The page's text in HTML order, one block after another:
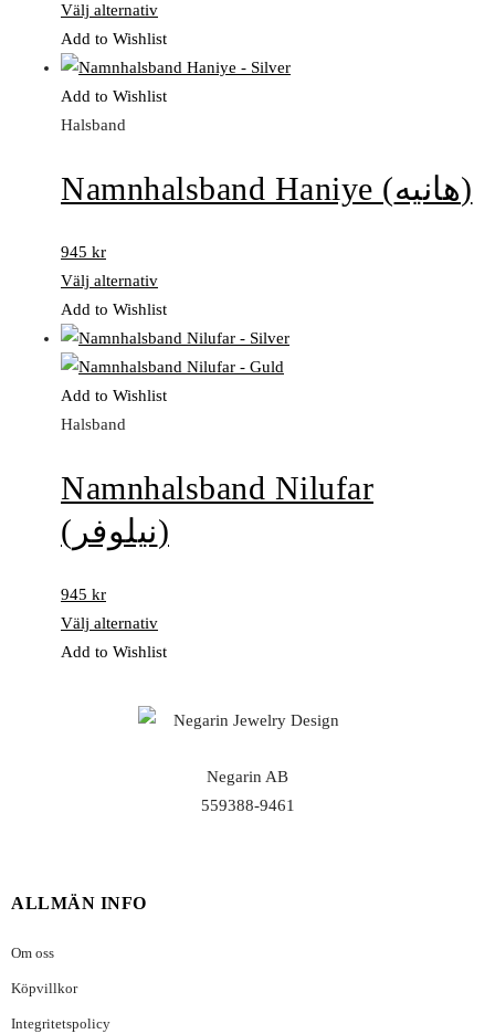
Välj alternativ
Add to Wishlist
Add to Wishlist
Halsband
Namnhalsband Haniye (هانیه)
945 kr
Välj alternativ
Add to Wishlist
Add to Wishlist
Halsband
Namnhalsband Nilufar
(نیلوفر)
945 kr
Välj alternativ
Add to Wishlist
Negarin AB
559388-9461
ALLMÄN INFO
Om oss
Köpvillkor
Integritetspolicy